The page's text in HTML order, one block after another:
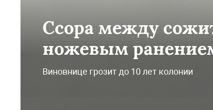
Ссора между
ножевым
Виновнице грозит до 10 лет колонии